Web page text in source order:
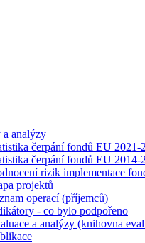
a analýzy
čerpání fondů EU 2021-
čerpání fondů EU 2014-
rizik implementace
projektů
operací (příjemců)
- co bylo podpořeno
a analýzy (knihovna